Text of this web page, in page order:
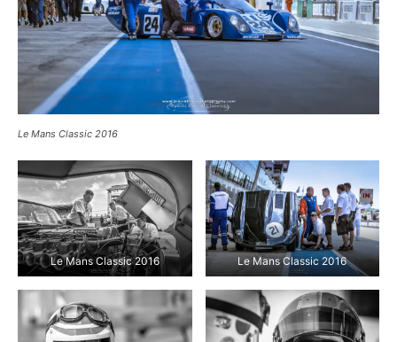
Le Mans Classic 2016
Le Mans Classic 2016 Le Mans Classic 2016